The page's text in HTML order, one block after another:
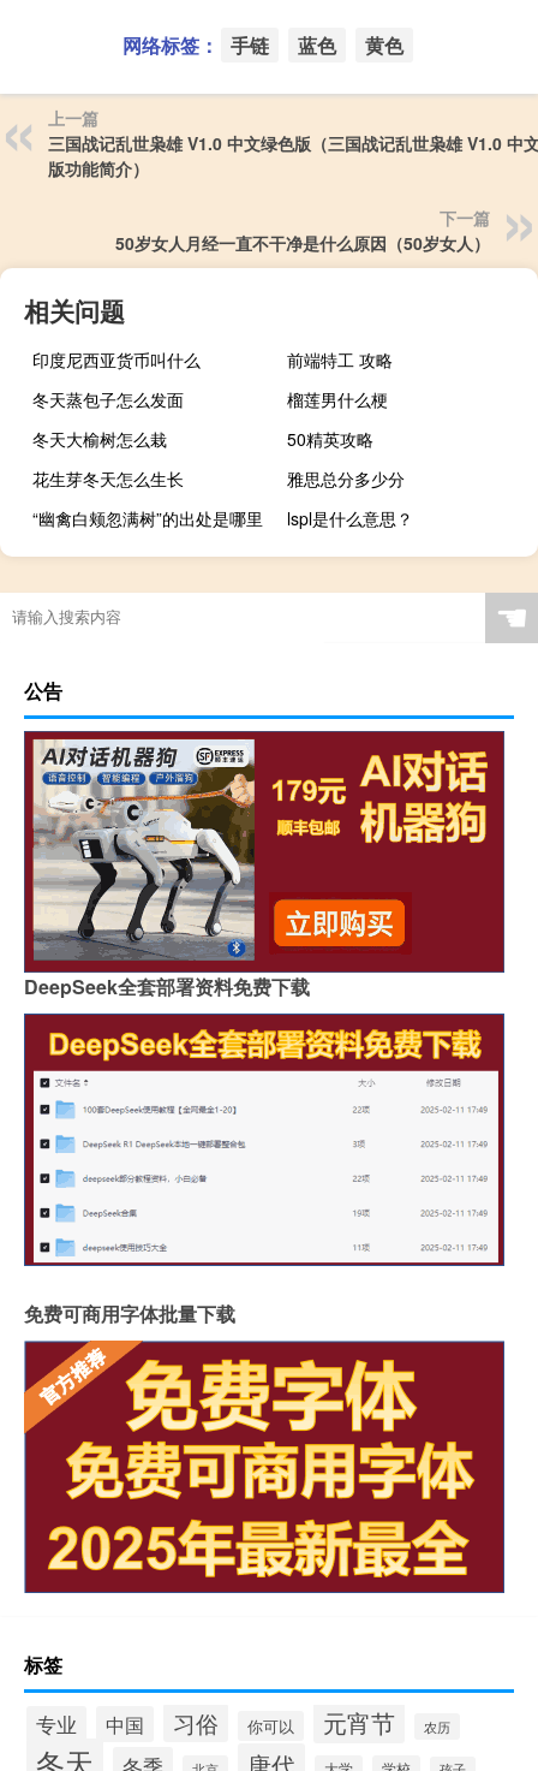
网络标签： 手链 蓝色 黄色
上一篇
三国战记乱世枭雄 V1.0 中文绿色版（三国战记乱世枭雄 V1.0 中
版功能简介）
下一篇
50岁女人月经一直不干净是什么原因（50岁女人）
相关问题
印度尼西亚货币叫什么
前端特工 攻略
冬天蒸包子怎么发面
榴莲男什么梗
冬天大榆树怎么栽
50精英攻略
花生芽冬天怎么生长
雅思总分多少分
“幽禽白颊忽满树”的出处是哪里
lspl是什么意思？
☚
公告
DeepSeek全套部署资料免费下载
免费可商用字体批量下载
标签
专业 中国 习俗 你可以 元宵节 农历